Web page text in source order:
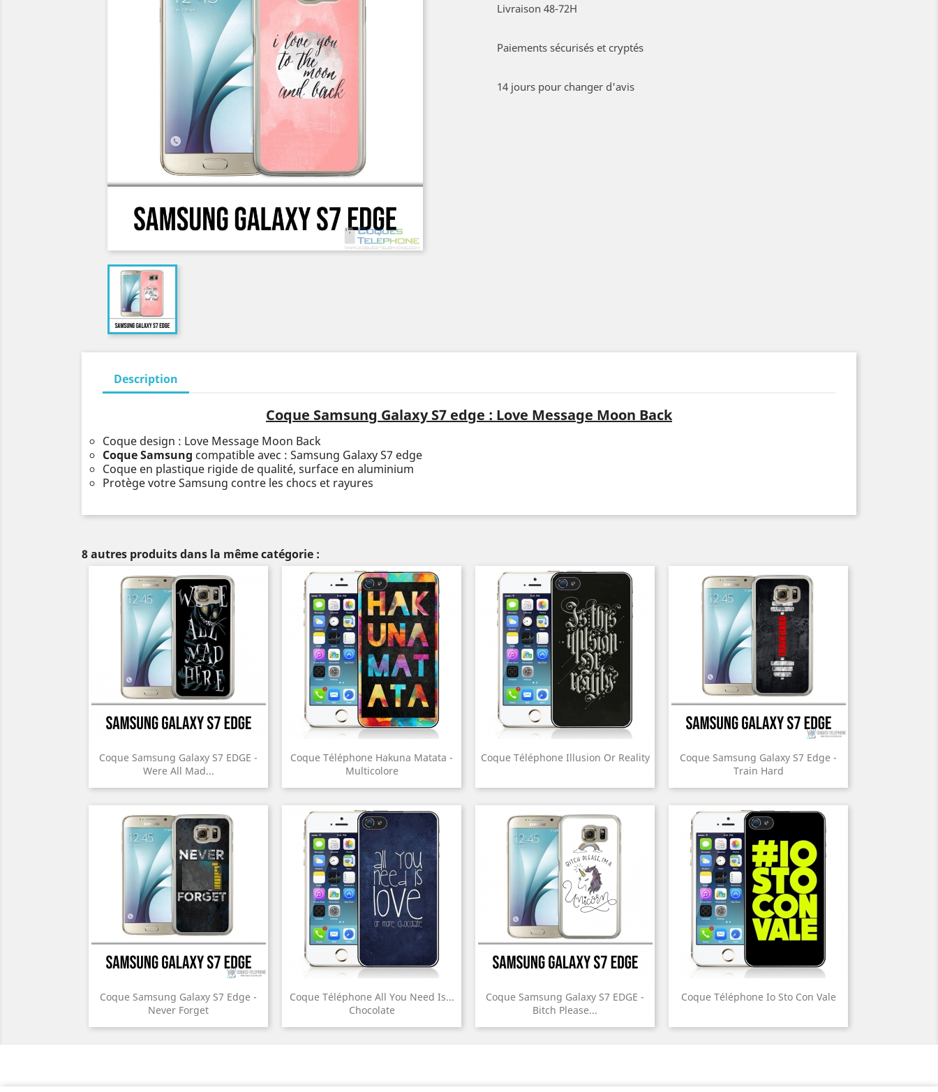
Livraison 48-72H
Paiements sécurisés et cryptés
14 jours pour changer d'avis
Description
Coque Samsung Galaxy S7 edge : Love Message Moon Back
Coque design : Love Message Moon Back
Coque Samsung compatible avec : Samsung Galaxy S7 edge
Coque en plastique rigide de qualité, surface en aluminium
Protège votre Samsung contre les chocs et rayures
8 autres produits dans la même catégorie :
Coque Samsung Galaxy S7 EDGE -
Were All Mad...
Coque Téléphone Hakuna Matata -
Multicolore
Coque Téléphone Illusion Or Reality
Coque Samsung Galaxy S7 Edge -
Train Hard
Coque Samsung Galaxy S7 Edge -
Never Forget
Coque Téléphone All You Need Is...
Chocolate
Coque Samsung Galaxy S7 EDGE -
Bitch Please...
Coque Téléphone Io Sto Con Vale